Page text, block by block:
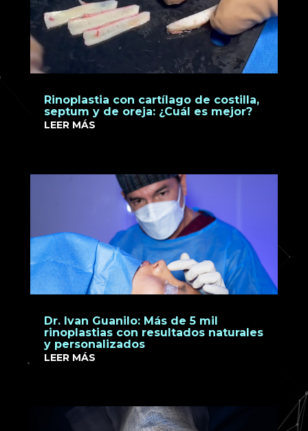
Rinoplastia con cartílago de costilla,
septum y de oreja: ¿Cuál es mejor?
LEER MÁS
Dr. Ivan Guanilo: Más de 5 mil
rinoplastias con resultados naturales
y personalizados
LEER MÁS